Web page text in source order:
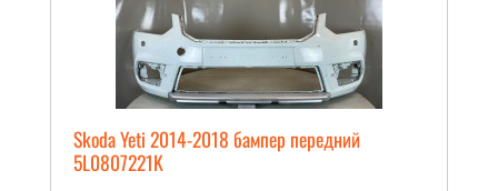
Skoda Yeti 2014-2018 бампер передний
5L0807221K